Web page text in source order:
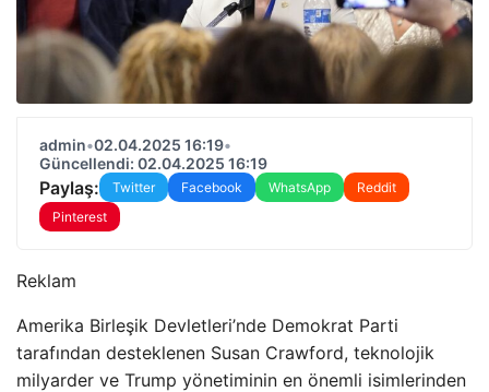
admin•02.04.2025 16:19•
Güncellendi: 02.04.2025 16:19
Paylaş: Twitter Facebook WhatsApp
Reddit
Pinterest
Reklam
Amerika Birleşik Devletleri’nde Demokrat Parti
tarafından desteklenen Susan Crawford, teknolojik
milyarder ve Trump yönetiminin en önemli isimlerinden